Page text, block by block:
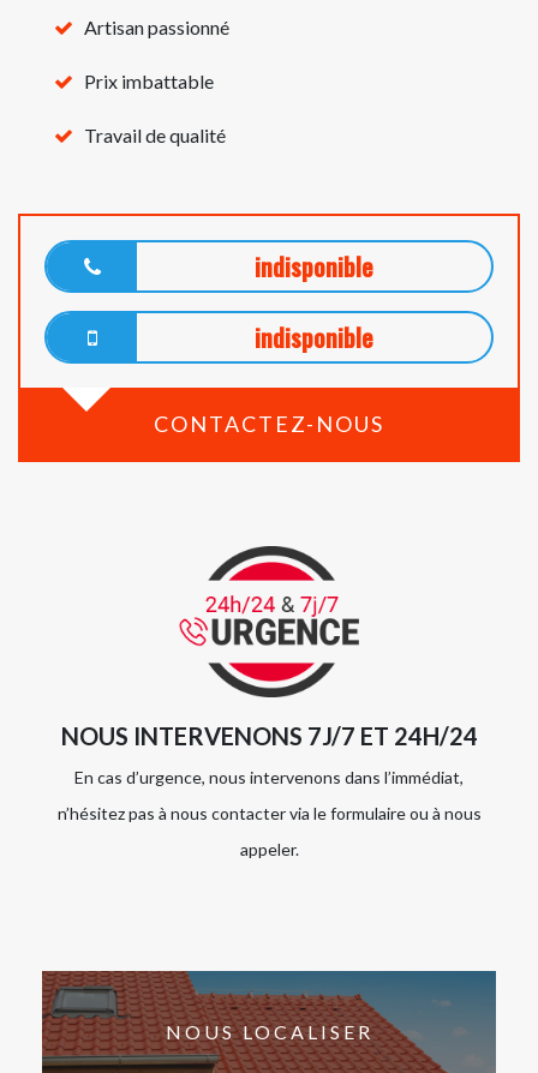
Artisan passionné
Prix imbattable
Travail de qualité
indisponible
indisponible
CONTACTEZ-NOUS
NOUS INTERVENONS 7J/7 ET 24H/24
En cas d’urgence, nous intervenons dans l’immédiat,
n’hésitez pas à nous contacter via le formulaire ou à nous
appeler.
NOUS LOCALISER